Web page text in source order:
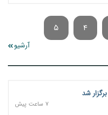
۴ ۵
آرشیو
شد
۷ ساعت پیش